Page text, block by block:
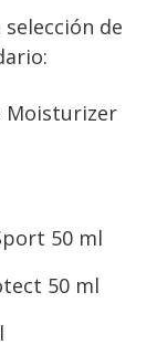
selección de
Moisturizer
50 ml
50 ml